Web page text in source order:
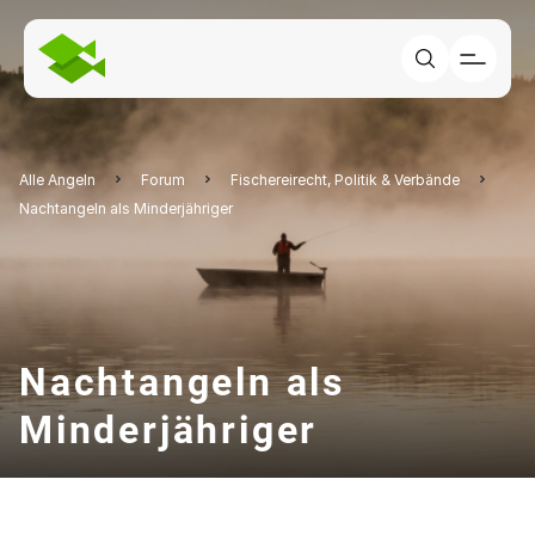
Alle Angeln Forum
Fischereirecht, Politik & Verbände
Nachtangeln als Minderjähriger
Nachtangeln als
Minderjähriger